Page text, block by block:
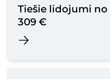
Tiešie lidojumi no
309 €